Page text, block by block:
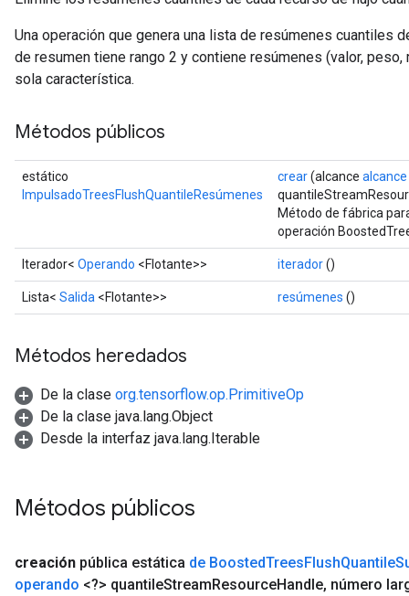
Una operación que genera una lista de resúmenes cuantiles
de resumen tiene rango 2 y contiene resúmenes (valor, peso,
sola característica.
Métodos públicos
estático
ImpulsadoTreesFlushQuantileResúmenes
crear(alcance alcance
Método de fábrica
operación
Iterador< Operando <Flotante>> iterador()
Lista< Salida <Flotante>> resúmenes ()
Métodos heredados
De la clase org.tensorflow.op.PrimitiveOp
De la clase java.lang.Object
Desde la interfaz java.lang.Iterable
Métodos públicos
creación pública estática de BoostedTreesFlushQuantile
operando <?> quantileStreamResourceHandle, número